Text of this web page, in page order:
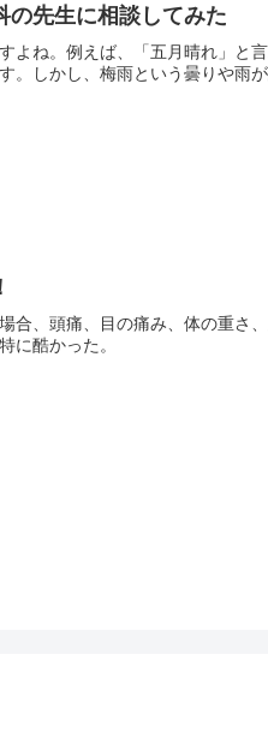
の先生に相談してみた
ね。例えば、「五月晴れ」と
。しかし、梅雨という曇りや雨
合、頭痛、目の痛み、体の重さ
に酷かった。